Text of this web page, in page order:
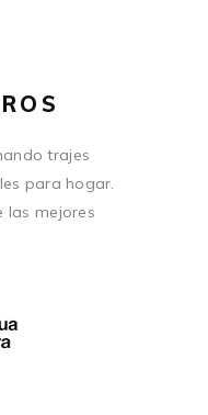
trajes
para hogar.
las mejores